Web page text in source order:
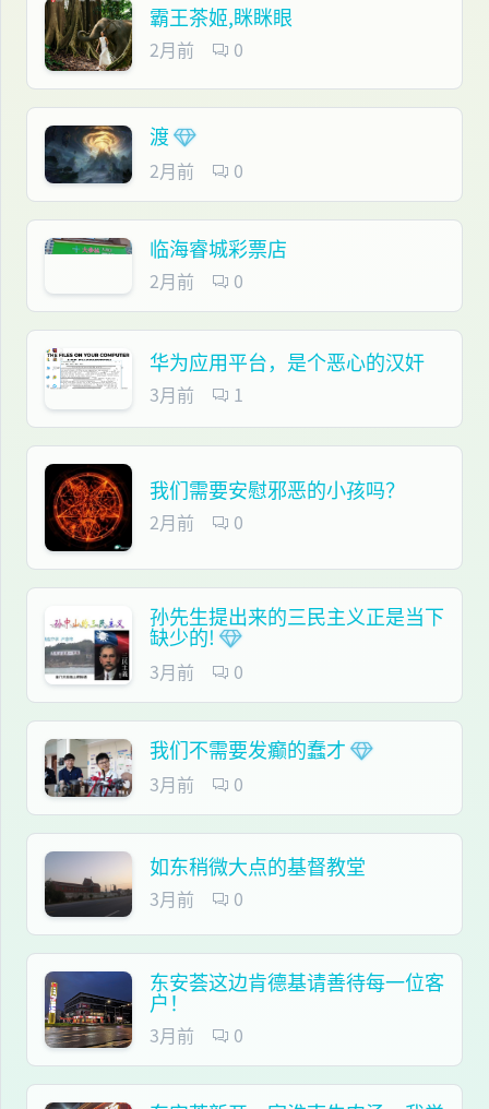
霸王茶姬,眯眯眼
2月前 0
渡
2月前 0
临海睿城彩票店
2月前 0
华为应用平台，是个恶心的汉奸
3月前 1
我们需要安慰邪恶的小孩吗？
2月前 0
孙先生提出来的三民主义正是当下
缺少的!
3月前 0
我们不需要发癫的蠢才
3月前 0
如东稍微大点的基督教堂
3月前 0
东安荟这边肯德基请善待每一位客
户！
3月前 0